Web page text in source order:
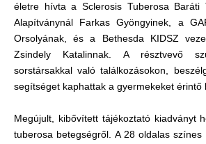
életre hívta a Sclerosis Tuberosa Baráti
Alapítványnál Farkas Gyöngyinek, a
Orsolyának, és a Bethesda KIDSZ
Zsindely Katalinnak. A résztvevő
sorstársakkal való találkozásokon,
segítséget kaphattak a gyermekeket érintő
Megújult, kibővített tájékoztató kiadványt
tuberosa betegségről. A 28 oldalas